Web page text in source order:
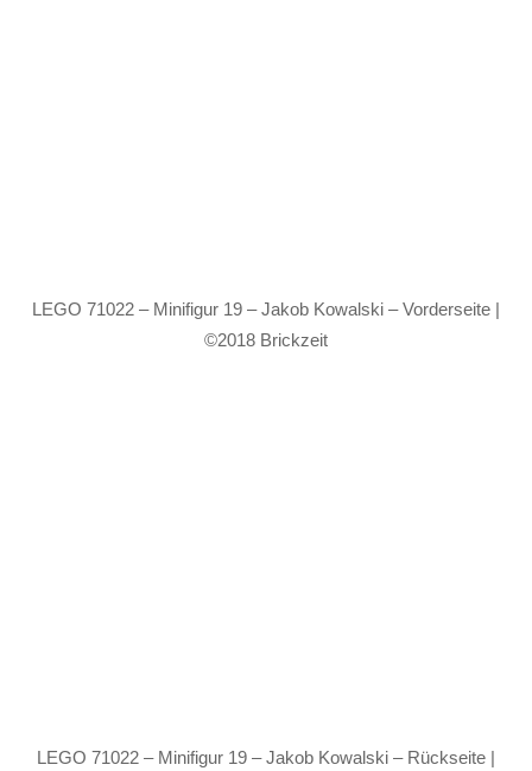
LEGO 71022 – Minifigur 19 – Jakob Kowalski – Vorderseite |
©2018 Brickzeit
LEGO 71022 – Minifigur 19 – Jakob Kowalski – Rückseite |